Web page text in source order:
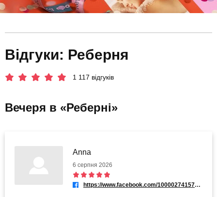
Відгуки: Реберня
1 117 відгуків
Вечеря в «Реберні»
Anna
6 серпня 2026
https://www.facebook.com/100002741571561